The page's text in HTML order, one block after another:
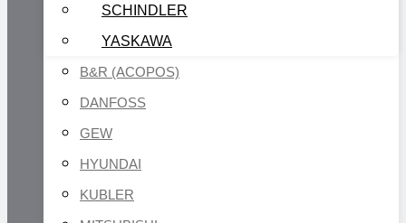
SCHINDLER
YASKAWA
B&R (ACOPOS)
DANFOSS
GEW
HYUNDAI
KUBLER